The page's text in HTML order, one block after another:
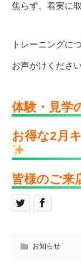
焦らず、着実に
トレーニングに
お声がけください
体験・見学
お得な2月
皆様のご来
お知らせ